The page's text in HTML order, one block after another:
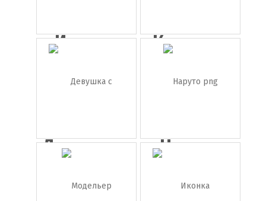
Иконка
украинка
Курьер в
маске с ...
Девушка с
зонтико...
Наруто